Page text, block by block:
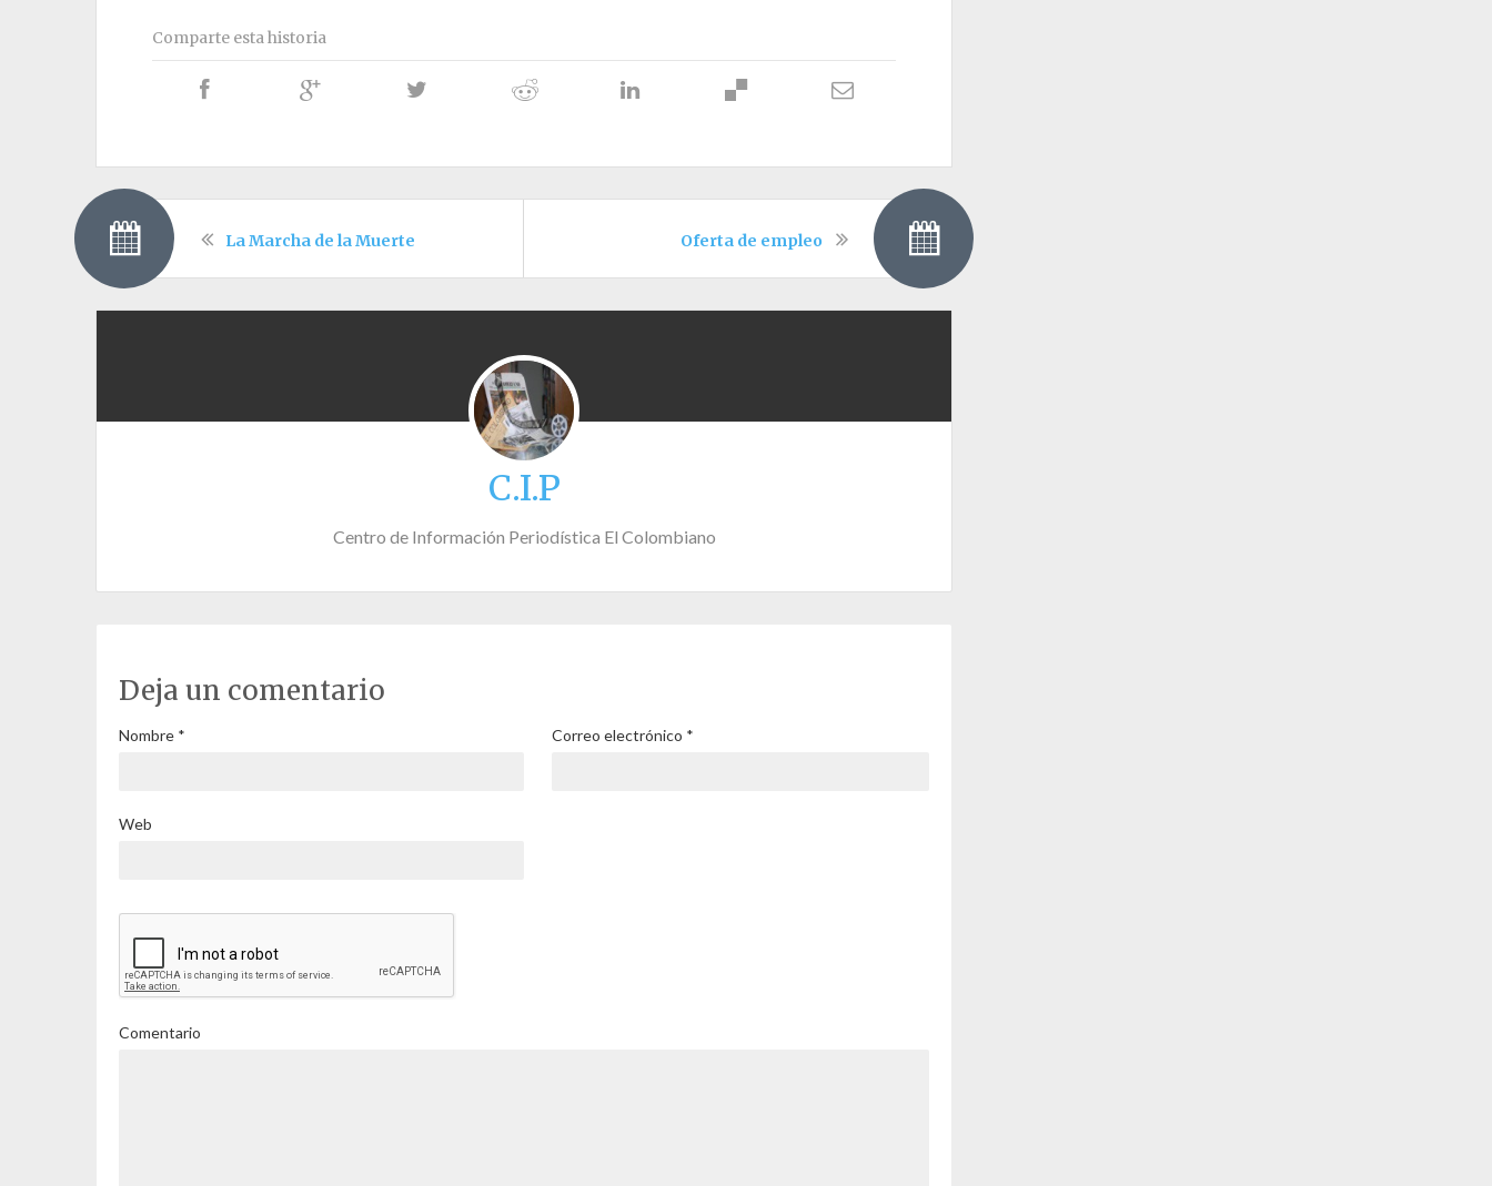
Comparte esta historia
La Marcha de la Muerte Oferta de empleo
C.I.P
Centro de Información Periodística El Colombiano
Deja un comentario
Nombre * Correo electrónico *
Web
Comentario